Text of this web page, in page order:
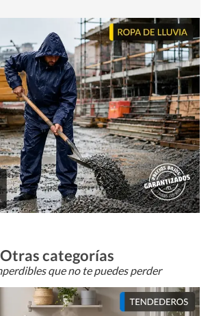
Otras categorías
que no te puedes perder